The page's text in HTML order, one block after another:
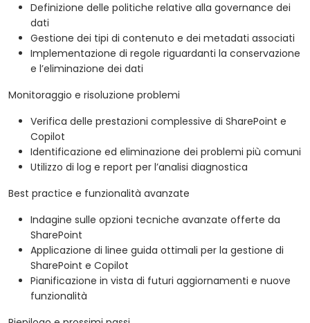
Definizione delle politiche relative alla governance dei
dati
Gestione dei tipi di contenuto e dei metadati associati
Implementazione di regole riguardanti la conservazione
e l’eliminazione dei dati
Monitoraggio e risoluzione problemi
Verifica delle prestazioni complessive di SharePoint e
Copilot
Identificazione ed eliminazione dei problemi più comuni
Utilizzo di log e report per l’analisi diagnostica
Best practice e funzionalità avanzate
Indagine sulle opzioni tecniche avanzate offerte da
SharePoint
Applicazione di linee guida ottimali per la gestione di
SharePoint e Copilot
Pianificazione in vista di futuri aggiornamenti e nuove
funzionalità